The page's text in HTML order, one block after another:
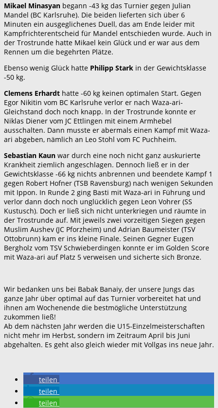
Mikael Minasyan begann -43 kg das Turnier gegen Julian
Mandel (BC Karlsruhe). Die beiden lieferten sich über 6
Minuten ein ausgeglichenes Duell, das am Ende leider mit
Kampfrichterentscheid für Mandel entschieden wurde. Auch in
der Trostrunde hatte Mikael kein Glück und er war aus dem
Rennen um die begehrten Plätze.
Ebenso wenig Glück hatte Philipp Stark in der Gewichtsklasse
-50 kg.
Clemens Erhardt hatte -60 kg keinen optimalen Start. Gegen
Egor Nikitin vom BC Karlsruhe verlor er nach Waza-ari-
Gleichstand doch noch knapp. In der Trostrunde konnte er
Niklas Diener vom JC Ettlingen mit einem Armhebel
ausschalten. Dann musste er abermals einen Kampf mit Waza-
ari abgeben, nämlich an Leo Stohl vom FC Puchheim.
Sebastian Kaun war durch eine noch nicht ganz auskurierte
Krankheit ziemlich angeschlagen. Dennoch ließ er in der
Gewichtsklasse -66 kg nichts anbrennen und beendete Kampf 1
gegen Robert Hofner (TSB Ravensburg) nach wenigen Sekunden
mit Ippon. In Runde 2 ging Basti mit Waza-ari in Führung und
verlor dann doch noch unglücklich gegen Leon Vohrer (SS
Kustusch). Doch er ließ sich nicht unterkriegen und räumte in
der Trostrunde auf. Mit jeweils zwei vorzeitigen Siegen gegen
Muslim Aushev (JC Pforzheim) und Adrian Baumeister (TSV
Ottobrunn) kam er ins kleine Finale. Seinen Gegner Eugen
Bergholz vom TSV Schwieberdingen konnte er im Golden Score
mit Waza-ari auf Platz 5 verweisen und sicherte sich Bronze.
Wir bedanken uns bei Babak Banaiy, der unsere Jungs das
ganze Jahr über optimal auf das Turnier vorbereitet hat und
ihnen am Wochenende die bestmögliche Unterstützung
zukommen ließ!
Ab dem nächsten Jahr werden die U15-Einzelmeisterschaften
nicht mehr im Herbst, sondern im Zeitraum April bis Juni
abgehalten. Es geht also gleich wieder mit Vollgas ins neue Jahr.
teilen
teilen
teilen